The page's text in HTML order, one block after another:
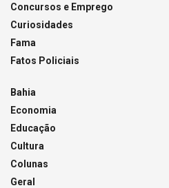
Concursos e Emprego
Curiosidades
Fama
Fatos Policiais
Bahia
Economia
Educação
Cultura
Colunas
Geral